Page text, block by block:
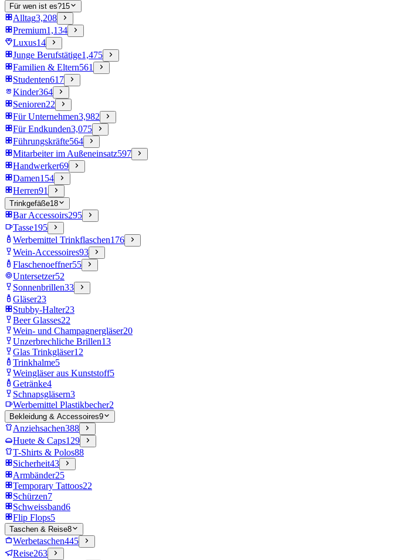
Für wen ist es?15
Alltag3,208
Premium1,134
Luxus14
Junge Berufstätige1,475
Familien & Eltern561
Studenten617
Kinder364
Senioren22
Für Unternehmen3,982
Für Endkunden3,075
Führungskräfte564
Mitarbeiter im Außeneinsatz597
Handwerker69
Damen154
Herren91
Trinkgefäße18
Bar Accessoirs295
Tasse195
Werbemittel Trinkflaschen176
Wein-Accessoires93
Flaschenoeffner55
Untersetzer52
Sonnenbrillen33
Gläser23
Stubby-Halter23
Beer Glasses22
Wein- und Champagnergläser20
Unzerbrechliche Brillen13
Glas Trinkgläser12
Trinkhalme5
Weingläser aus Kunststoff5
Getränke4
Schnapsgläsern3
Werbemittel Plastikbecher2
Bekleidung & Accessoires9
Anziehsachen388
Huete & Caps129
T-Shirts & Polos88
Sicherheit43
Armbänder25
Temporary Tattoos22
Schürzen7
Schweissband6
Flip Flops5
Taschen & Reise8
Werbetaschen445
Reise263